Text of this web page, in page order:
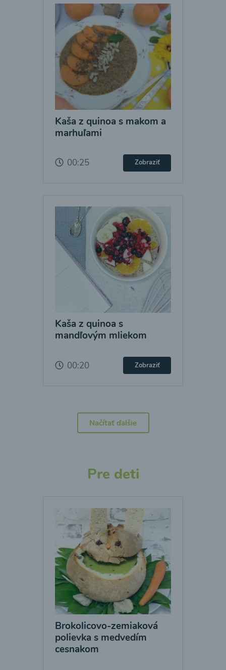
Kaša z quinoa s makom a
marhuľami
00:25 Zobraziť
Kaša z quinoa s
mandľovým mliekom
00:20 Zobraziť
Načítať ďalšie
Pre deti
Brokolicovo-zemiaková
polievka s medvedím
cesnakom